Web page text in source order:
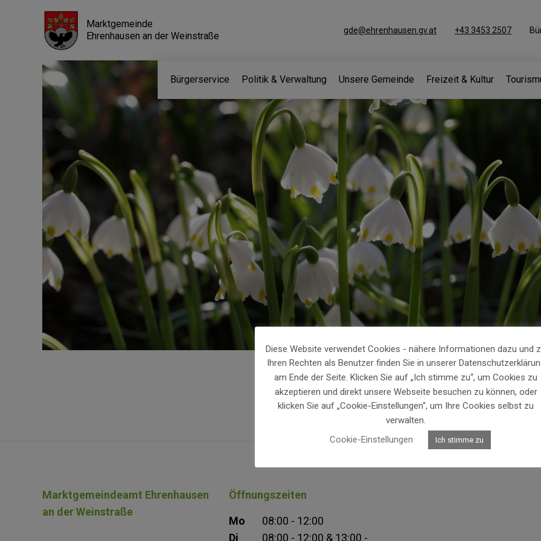
Marktgemeinde
Ehrenhausen an der Weinstraße
gde@ehrenhausen.gv.at +43 3453 2507
Bürgerservice Politik & Verwaltung Unsere Gemeinde Freizeit & Kultur
Marktgemeindeamt Ehrenhausen
an der Weinstraße
Öffnungszeiten
Mo
08:00 - 12:00
Di
08:00 - 12:00 & 13:00 -
Diese Website verwendet Cookies - nähere Informationen dazu und
Ihren Rechten als Benutzer finden Sie in unserer
am Ende der Seite. Klicken Sie auf „Ich stimme zu“, um Cookies zu
akzeptieren und direkt unsere Webseite besuchen zu können, oder
klicken Sie auf „Cookie-Einstellungen“, um Ihre Cookies selbst zu
verwalten.
Cookie-Einstellungen
Ich stimme zu